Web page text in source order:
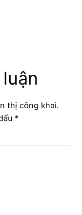
thị công khai.
*